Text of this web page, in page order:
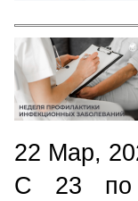
22 Мар,
С 23 по